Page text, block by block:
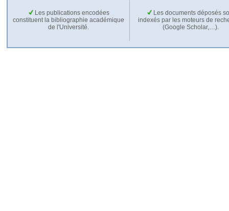
Les publications encodées
constituent la bibliographie académique
de l'Université.
Les documents déposés
indexés par les moteurs de
(Google Scholar,…).